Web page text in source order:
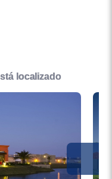
localizado